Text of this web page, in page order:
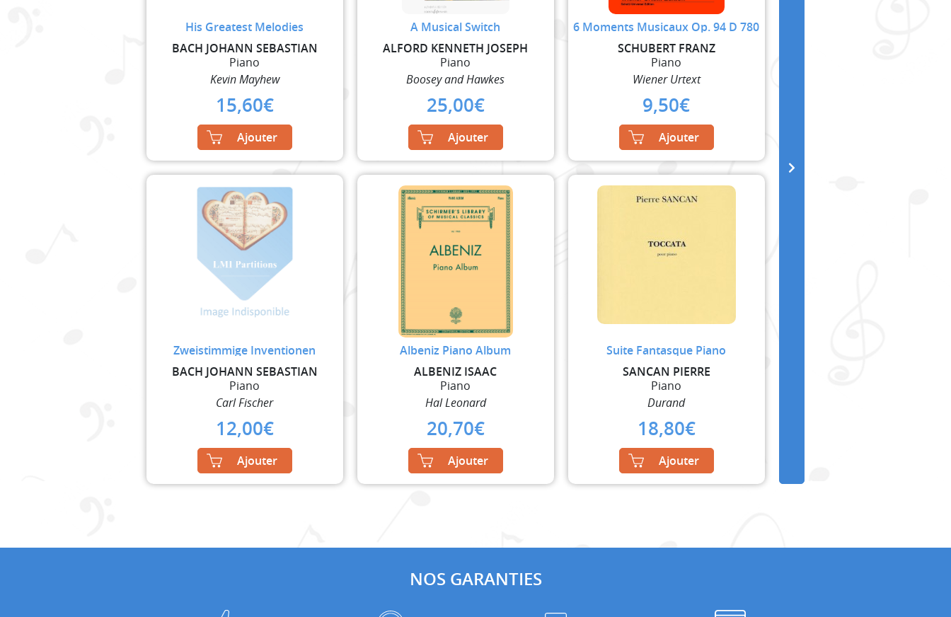
His Greatest Melodies
BACH JOHANN SEBASTIAN
Piano
Kevin Mayhew
15,60€
Ajouter
A Musical Switch
ALFORD KENNETH JOSEPH
Piano
Boosey and Hawkes
25,00€
Ajouter
6 Moments Musicaux Op. 94 D 780
SCHUBERT FRANZ
Piano
Wiener Urtext
9,50€
Ajouter
Zweistimmige Inventionen
BACH JOHANN SEBASTIAN
Piano
Carl Fischer
12,00€
Ajouter
Albeniz Piano Album
ALBENIZ ISAAC
Piano
Hal Leonard
20,70€
Ajouter
Suite Fantasque Piano
SANCAN PIERRE
Piano
Durand
18,80€
Ajouter
NOS GARANTIES